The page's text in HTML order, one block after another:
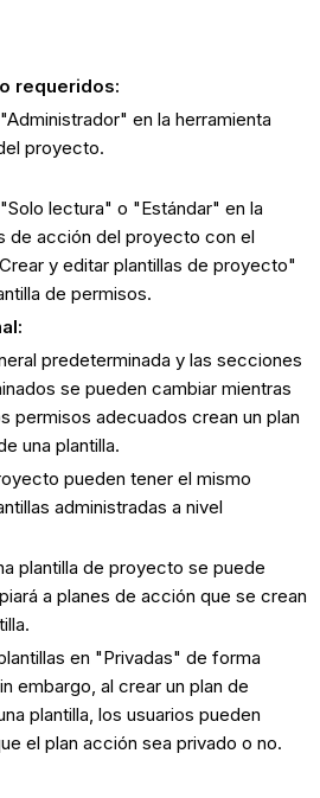
requeridos:
en la herramienta
proyecto.
lectura" o "Estándar" en la
de acción del proyecto con el
y editar plantillas de proyecto"
de permisos.
predeterminada y las secciones
se pueden cambiar mientras
permisos adecuados crean un plan
una plantilla.
pueden tener el mismo
administradas a nivel
plantilla de proyecto se puede
a planes de acción que se crean
en "Privadas" de forma
embargo, al crear un plan de
plantilla, los usuarios pueden
el plan acción sea privado o no.